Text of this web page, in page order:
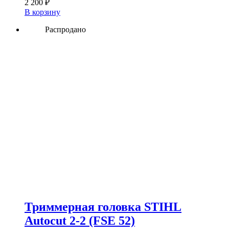
2 200 ₽
В корзину
Распродано
Триммерная головка STIHL
Autocut 2-2 (FSE 52)